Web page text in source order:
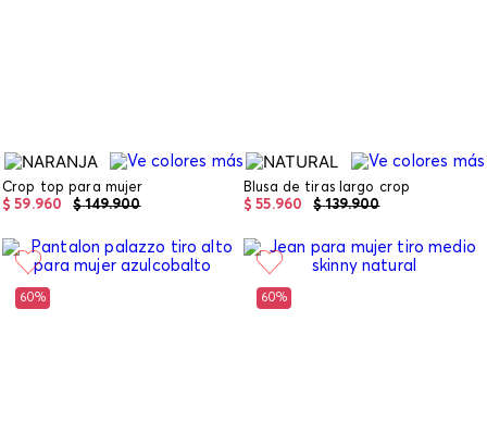
Crop top para mujer
$ 149.900
$ 59.960
Blusa de tiras largo crop
$ 139.900
$ 55.960
60% 60%